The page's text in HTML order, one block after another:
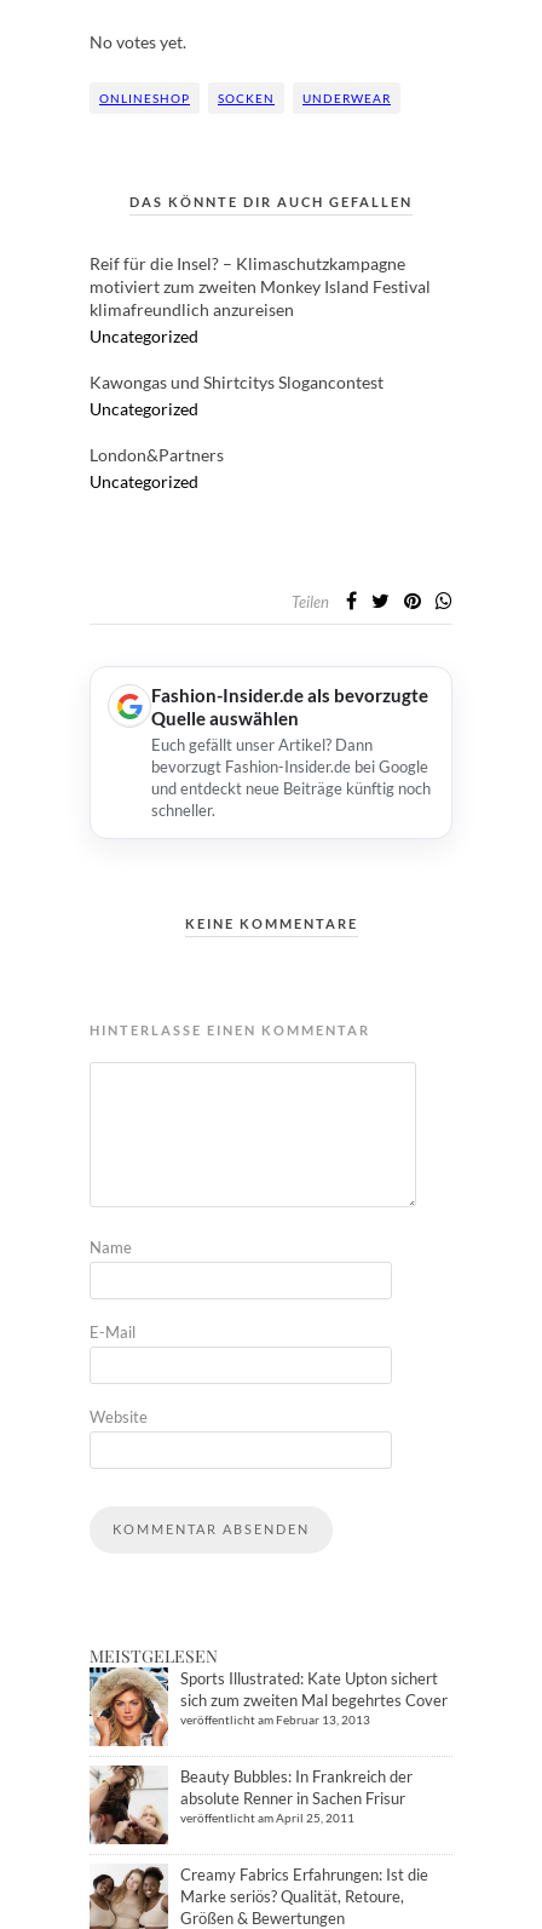
No votes yet.
ONLINESHOP SOCKEN UNDERWEAR
DAS KÖNNTE DIR AUCH GEFALLEN
Reif für die Insel? – Klimaschutzkampagne
motiviert zum zweiten Monkey Island Festival
klimafreundlich anzureisen
Uncategorized
Kawongas und Shirtcitys Slogancontest
Uncategorized
London&Partners
Uncategorized
Teilen
Fashion-Insider.de als bevorzugte
Quelle auswählen
Euch gefällt unser Artikel? Dann
bevorzugt Fashion-Insider.de bei Google
und entdeckt neue Beiträge künftig noch
schneller.
KEINE KOMMENTARE
HINTERLASSE EINEN KOMMENTAR
Name
E-Mail
Website
MEISTGELESEN
Sports Illustrated: Kate Upton sichert
sich zum zweiten Mal begehrtes Cover
veröffentlicht am Februar 13, 2013
Beauty Bubbles: In Frankreich der
absolute Renner in Sachen Frisur
veröffentlicht am April 25, 2011
Creamy Fabrics Erfahrungen: Ist die
Marke seriös? Qualität, Retoure,
Größen & Bewertungen